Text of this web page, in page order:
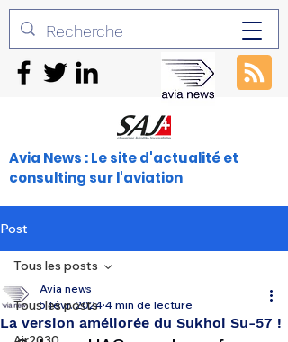
Avia News : Le site d'actualité et
consulting sur l'aviation
Post
Tous les posts
Tous les posts
La version améliorée du Sukhoi Su-57 !
Avia news
5 févr. 2024 4 min de lecture